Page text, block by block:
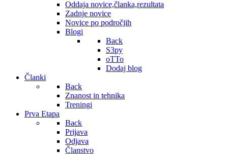
Oddaja novice,članka,rezultata
Zadnje novice
Novice po področjih
Blogi
Back
S3py
oTTo
Dodaj blog
Članki
Back
Znanost in tehnika
Treningi
Prva Etapa
Back
Prijava
Odjava
Članstvo